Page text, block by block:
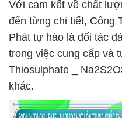
Với cam kết về chất
đến từng chi tiết, Công
Phát tự hào là đối tác
trong việc cung cấp và
Thiosulphate _
khác.